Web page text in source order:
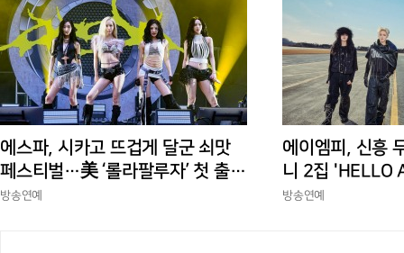
에스파, 시카고 뜨겁게 달군 쇠맛
페스티벌…美 ‘롤라팔루자’ 첫 출격
부터 증명한 존재감
방송연예
에이엠피, 신흥
니 2집 'HELLO
상승세
방송연예